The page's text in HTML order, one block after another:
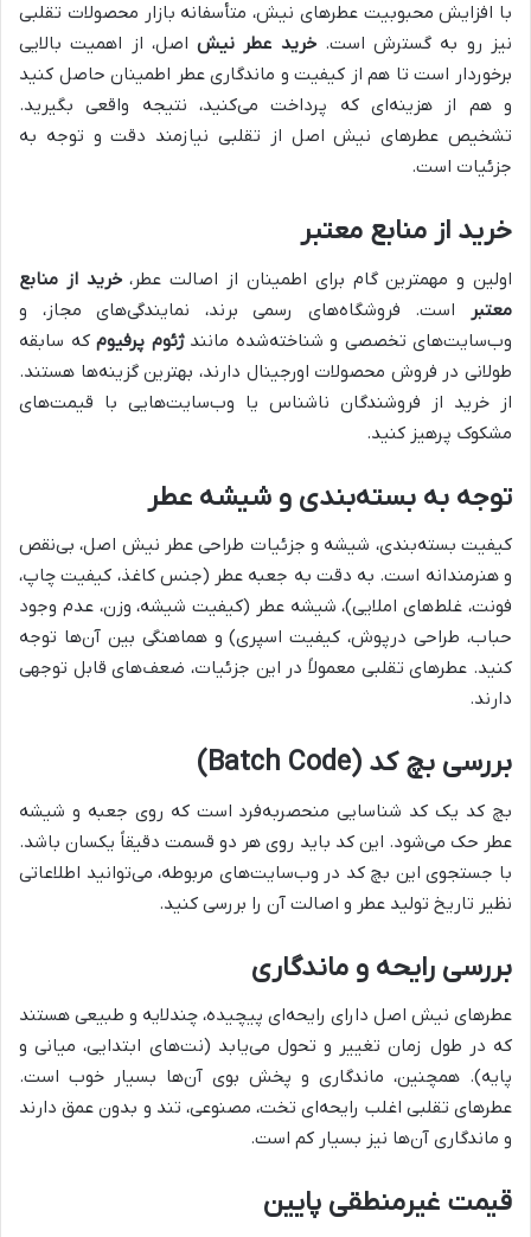
با افزایش محبوبیت عطرهای نیش، متأسفانه بازار محصولات تقلبی
نیز رو به گسترش است.خرید عطر نیش اصل، از اهمیت بالایی
برخوردار است تا هم از کیفیت و ماندگاری عطر اطمینان حاصل کنید
و هم از هزینه‌ای که پرداخت می‌کنید، نتیجه واقعی بگیرید.
تشخیص عطرهای نیش اصل از تقلبی نیازمند دقت و توجه به
جزئیات است.
خرید از منابع معتبر
اولین و مهمترین گام برای اطمینان از اصالت عطر،خرید از منابع
معتبر است. فروشگاه‌های رسمی برند، نمایندگی‌های مجاز، و
وب‌سایت‌های تخصصی و شناخته‌شده مانندژئوم پرفیومکه سابقه
طولانی در فروش محصولات اورجینال دارند، بهترین گزینه‌ها هستند.
از خرید از فروشندگان ناشناس یا وب‌سایت‌هایی با قیمت‌های
مشکوک پرهیز کنید.
توجه به بسته‌بندی و شیشه عطر
کیفیت بسته‌بندی، شیشه و جزئیات طراحی عطر نیش اصل، بی‌نقص
و هنرمندانه است. به دقت به جعبه عطر (جنس کاغذ، کیفیت چاپ،
فونت، غلط‌های املایی)، شیشه عطر (کیفیت شیشه، وزن، عدم وجود
حباب، طراحی درپوش، کیفیت اسپری) و هماهنگی بین آن‌ها توجه
کنید. عطرهای تقلبی معمولاً در این جزئیات، ضعف‌های قابل توجهی
دارند.
بررسی بچ کد (Batch Code)
بچ کد یک کد شناسایی منحصر‌به‌فرد است که روی جعبه و شیشه
عطر حک می‌شود. این کد باید روی هر دو قسمت دقیقاً یکسان باشد.
با جستجوی این بچ کد در وب‌سایت‌های مربوطه، می‌توانید اطلاعاتی
نظیر تاریخ تولید عطر و اصالت آن را بررسی کنید.
بررسی رایحه و ماندگاری
عطرهای نیش اصل دارای رایحه‌ای پیچیده، چندلایه و طبیعی هستند
که در طول زمان تغییر و تحول می‌یابد (نت‌های ابتدایی، میانی و
پایه). همچنین، ماندگاری و پخش بوی آن‌ها بسیار خوب است.
عطرهای تقلبی اغلب رایحه‌ای تخت، مصنوعی، تند و بدون عمق دارند
و ماندگاری آن‌ها نیز بسیار کم است.
قیمت غیرمنطقی پایین